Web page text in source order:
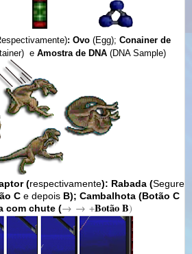
: Ovo (Egg); Conainer de
e Amostra de DNA (DNA Sample)
(respectivamente): Rabada (Segure
C e depois B); Cambalhota (Botão C
com chute (→ → +Botão B)